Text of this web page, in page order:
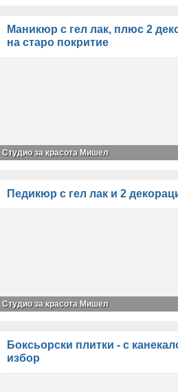
Маникюр с гел лак, плюс 2
на старо покритие
Студио за красота Мишел
Педикюр с гел лак и 2
Студио за красота Мишел
Боксьорски плитки - с
избор